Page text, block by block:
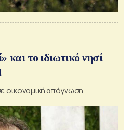
το ιδιωτικό νησί
οικονομική απόγνωση